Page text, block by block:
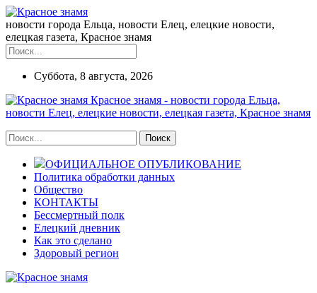
новости города Ельца, новости Елец, елецкие новости,
елецкая газета, Красное знамя
Суббота, 8 августа, 2026
Красное знамя - новости города Ельца,
новости Елец, елецкие новости, елецкая газета, Красное знамя
ОФИЦИАЛЬНОЕ ОПУБЛИКОВАНИЕ
Политика обработки данных
Общество
КОНТАКТЫ
Бессмертный полк
Елецкий дневник
Как это сделано
Здоровый регион